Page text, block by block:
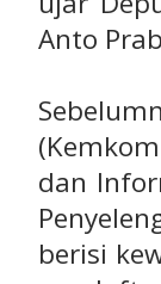
Anto
dan
berisi